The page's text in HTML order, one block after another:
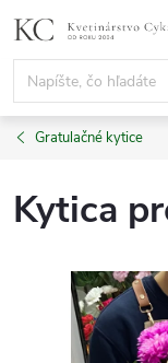
na
obsah
Gratulačné kytice
Kytica